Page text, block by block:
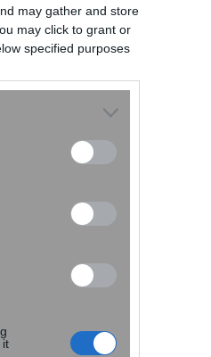
may gather and store
may click to grant or
specified purposes
it